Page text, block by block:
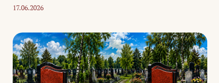
17.06.2026